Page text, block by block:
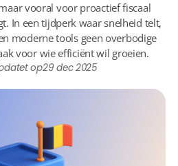
vooral voor proactief fiscaal
In een tijdperk waar snelheid telt,
moderne tools geen overbodige
voor wie efficiënt wil groeien.
op29 dec 2025